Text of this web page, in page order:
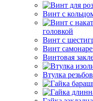
Винт с
головкой
Винт с
Винт
Винтовая
Втулка